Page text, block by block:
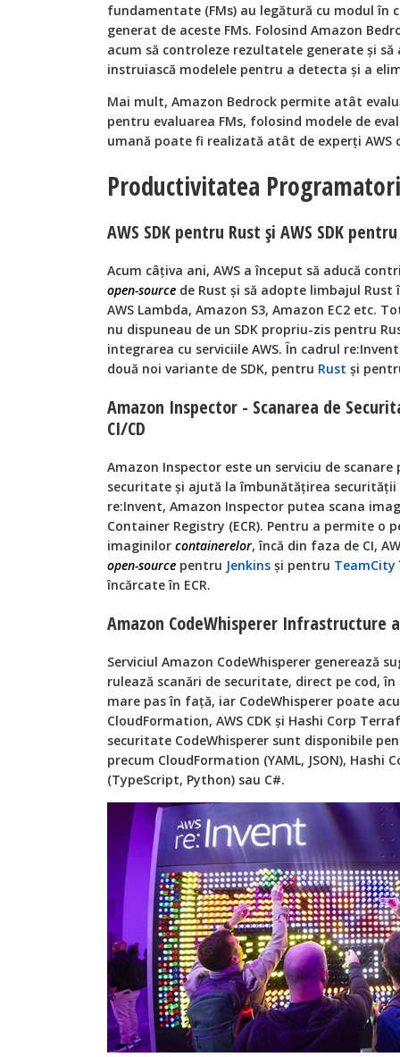
fundamentate (FMs) au legătură cu modul în
generat de aceste FMs. Folosind Amazon
acum să controleze rezultatele generate și
instruiască modelele pentru a detecta și a
Mai mult, Amazon Bedrock permite atât
pentru evaluarea FMs, folosind modele de
umană poate fi realizată atât de experți AWS
Productivitatea
AWS SDK pentru Rust și AWS SDK
Acum câțiva ani, AWS a început să aducă
open-source de Rust și să adopte limbajul Rust
AWS Lambda, Amazon S3, Amazon EC2 etc.
nu dispuneau de un SDK propriu-zis pentru
integrarea cu serviciile AWS. În cadrul
două noi variante de SDK, pentru Rust și
Amazon Inspector - Scanarea de
CI/CD
Amazon Inspector este un serviciu de
securitate și ajută la îmbunătățirea securității
re:Invent, Amazon Inspector putea scana
Container Registry (ECR). Pentru a permite o
imaginilor containerelor, încă din faza de CI,
open-source pentru Jenkins și pentru TeamCity
încărcate în ECR.
Amazon CodeWhisperer Infrastructure
Serviciul Amazon CodeWhisperer generează
rulează scanări de securitate, direct pe cod,
mare pas în față, iar CodeWhisperer poate
CloudFormation, AWS CDK și Hashi Corp
securitate CodeWhisperer sunt disponibile
precum CloudFormation (YAML, JSON), Hashi
(TypeScript, Python) sau C#.